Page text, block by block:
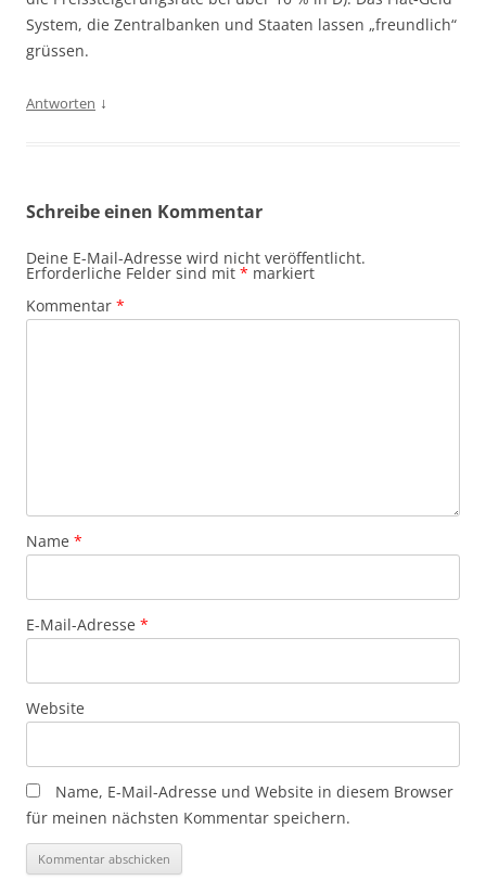
System, die Zentralbanken und Staaten lassen „freundlich“
grüssen.
Antworten ↓
Schreibe einen Kommentar
Deine E-Mail-Adresse wird nicht veröffentlicht.
Erforderliche Felder sind mit * markiert
Kommentar *
Name *
E-Mail-Adresse *
Website
Name, E-Mail-Adresse und Website in diesem Browser
für meinen nächsten Kommentar speichern.